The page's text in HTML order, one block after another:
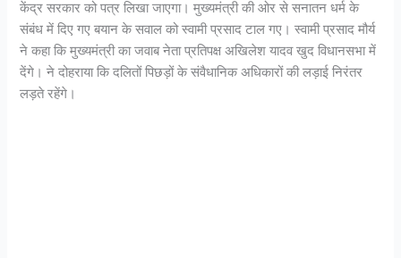
केंद्र सरकार को पत्र लिखा जाएगा। मुख्यमंत्री की ओर से सनातन धर्म के
संबंध में दिए गए बयान के सवाल को स्वामी प्रसाद टाल गए। स्वामी प्रसाद मौर्य
ने कहा कि मुख्यमंत्री का जवाब नेता प्रतिपक्ष अखिलेश यादव खुद विधानसभा में
देंगे। ने दोहराया कि दलितों पिछड़ों के संवैधानिक अधिकारों की लड़ाई निरंतर
लड़ते रहेंगे।